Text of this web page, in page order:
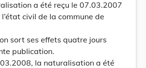
a été reçu le 07.03.2007
civil de la commune de
sort ses effets quatre jours
publication.
la naturalisation a été